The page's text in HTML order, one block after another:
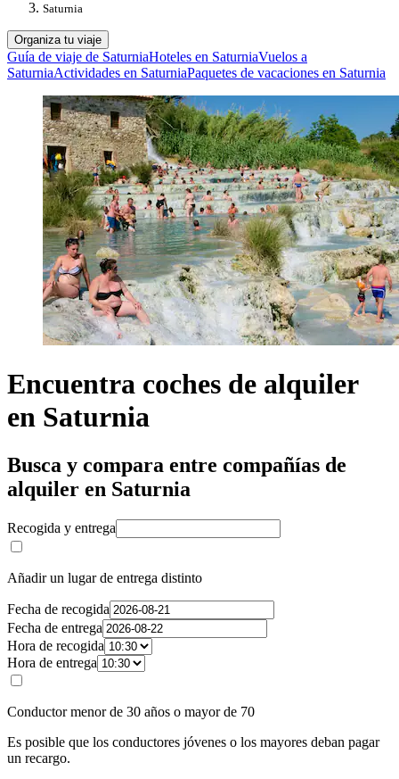
Saturnia
Organiza tu viaje
Guía de viaje de SaturniaHoteles en SaturniaVuelos a
SaturniaActividades en SaturniaPaquetes de vacaciones en Saturnia
Encuentra coches de alquiler
en Saturnia
Busca y compara entre compañías de
alquiler en Saturnia
Recogida y entrega
Añadir un lugar de entrega distinto
Fecha de recogida
Fecha de entrega
Hora de recogida
Hora de entrega
Conductor menor de 30 años o mayor de 70
Es posible que los conductores jóvenes o los mayores deban pagar
un recargo.